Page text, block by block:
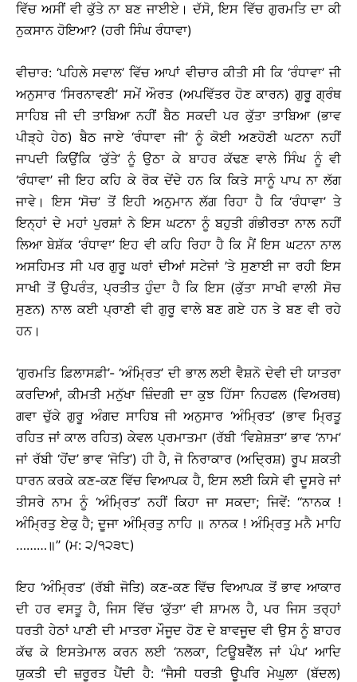
ਵਿੱਚ ਅਸੀਂ ਵੀ ਕੁੱਤੇ ਨਾ ਬਣ ਜਾਈਏ। ਦੱਸੋ, ਇਸ ਵਿੱਚ ਗੁਰਮਤਿ ਦਾ ਕੀ
ਨੁਕਸਾਨ ਹੋਇਆ? (ਹਰੀ ਸਿੰਘ ਰੰਧਾਵਾ)
ਵੀਚਾਰ: ‘ਪਹਿਲੇ ਸਵਾਲ’ ਵਿੱਚ ਆਪਾਂ ਵੀਚਾਰ ਕੀਤੀ ਸੀ ਕਿ ‘ਰੰਧਾਵਾ’ ਜੀ
ਅਨੁਸਾਰ ‘ਸਿਰਨਾਵਣੀ’ ਸਮੇਂ ਔਰਤ (ਅਪਵਿੱਤਰ ਹੋਣ ਕਾਰਨ) ਗੁਰੂ ਗ੍ਰੰਥ
ਸਾਹਿਬ ਜੀ ਦੀ ਤਾਬਿਆ ਨਹੀਂ ਬੈਠ ਸਕਦੀ ਪਰ ਕੁੱਤਾ ਤਾਬਿਆ (ਭਾਵ
ਪੀੜ੍ਹੇ ਹੇਠ) ਬੈਠ ਜਾਏ ‘ਰੰਧਾਵਾ ਜੀ’ ਨੂੰ ਕੋਈ ਅਣਹੋਣੀ ਘਟਨਾ ਨਹੀਂ
ਜਾਪਦੀ ਕਿਉਂਕਿ ‘ਕੁੱਤੇ’ ਨੂੰ ਉਠਾ ਕੇ ਬਾਹਰ ਕੱਢਣ ਵਾਲੇ ਸਿੰਘ ਨੂੰ ਵੀ
‘ਰੰਧਾਵਾ’ ਜੀ ਇਹ ਕਹਿ ਕੇ ਰੋਕ ਦੇਂਦੇ ਹਨ ਕਿ ਕਿਤੇ ਸਾਨੂੰ ਪਾਪ ਨਾ ਲੱਗ
ਜਾਵੇ। ਇਸ ‘ਸੋਚ’ ਤੋਂ ਇਹੀ ਅਨੁਮਾਨ ਲੱਗ ਰਿਹਾ ਹੈ ਕਿ ‘ਰੰਧਾਵਾ’ ਤੇ
ਇਨ੍ਹਾਂ ਦੇ ਮਹਾਂ ਪੁਰਸ਼ਾਂ ਨੇ ਇਸ ਘਟਨਾ ਨੂੰ ਬਹੁਤੀ ਗੰਭੀਰਤਾ ਨਾਲ ਨਹੀਂ
ਲਿਆ ਬੇਸ਼ੱਕ ‘ਰੰਧਾਵਾ’ ਇਹ ਵੀ ਕਹਿ ਰਿਹਾ ਹੈ ਕਿ ਮੈਂ ਇਸ ਘਟਨਾ ਨਾਲ
ਅਸਹਿਮਤ ਸੀ ਪਰ ਗੁਰੂ ਘਰਾਂ ਦੀਆਂ ਸਟੇਜਾਂ ’ਤੇ ਸੁਣਾਈ ਜਾ ਰਹੀ ਇਸ
ਸਾਖੀ ਤੋਂ ਉਪਰੰਤ, ਪ੍ਰਤੀਤ ਹੁੰਦਾ ਹੈ ਕਿ ਇਸ (ਕੁੱਤਾ ਸਾਖੀ ਵਾਲੀ ਸੋਚ
ਸੁਣਨ) ਨਾਲ ਕਈ ਪ੍ਰਾਣੀ ਵੀ ਗੁਰੂ ਵਾਲੇ ਬਣ ਗਏ ਹਨ ਤੇ ਬਣ ਵੀ ਰਹੇ
ਹਨ।
‘ਗੁਰਮਤਿ ਫ਼ਿਲਾਸਫ਼ੀ’- ‘ਅੰਮ੍ਰਿਤ’ ਦੀ ਭਾਲ ਲਈ ਵੈਸ਼ਨੋ ਦੇਵੀ ਦੀ ਯਾਤਰਾ
ਕਰਦਿਆਂ, ਕੀਮਤੀ ਮਨੁੱਖਾ ਜ਼ਿੰਦਗੀ ਦਾ ਕੁਝ ਹਿੱਸਾ ਨਿਹਫਲ (ਵਿਅਰਥ)
ਗਵਾ ਚੁੱਕੇ ਗੁਰੂ ਅੰਗਦ ਸਾਹਿਬ ਜੀ ਅਨੁਸਾਰ ‘ਅੰਮ੍ਰਿਤ’ (ਭਾਵ ਮ੍ਰਿਤੂ
ਰਹਿਤ ਜਾਂ ਕਾਲ ਰਹਿਤ) ਕੇਵਲ ਪ੍ਰਮਾਤਮਾ (ਰੱਬੀ ‘ਵਿਸ਼ੇਸ਼ਤਾ’ ਭਾਵ ‘ਨਾਮ’
ਜਾਂ ਰੱਬੀ ‘ਹੋਂਦ’ ਭਾਵ ‘ਜੋਤਿ’) ਹੀ ਹੈ, ਜੋ ਨਿਰਾਕਾਰ (ਅਦ੍ਰਿਸ਼) ਰੂਪ ਸ਼ਕਤੀ
ਧਾਰਨ ਕਰਕੇ ਕਣ-ਕਣ ਵਿੱਚ ਵਿਆਪਕ ਹੈ, ਇਸ ਲਈ ਕਿਸੇ ਵੀ ਦੂਸਰੇ ਜਾਂ
ਤੀਸਰੇ ਨਾਮ ਨੂੰ ‘ਅੰਮ੍ਰਿਤ’ ਨਹੀਂ ਕਿਹਾ ਜਾ ਸਕਦਾ; ਜਿਵੇਂ: ‘‘ਨਾਨਕ !
ਅੰਮ੍ਰਿਤੁ ਏਕੁ ਹੈ; ਦੂਜਾ ਅੰਮ੍ਰਿਤੁ ਨਾਹਿ ॥ ਨਾਨਕ ! ਅੰਮ੍ਰਿਤੁ ਮਨੈ ਮਾਹਿ
………॥’’ (ਮ: ੨/੧੨੩੮)
ਇਹ ‘ਅੰਮ੍ਰਿਤ’ (ਰੱਬੀ ਜੋਤਿ) ਕਣ-ਕਣ ਵਿੱਚ ਵਿਆਪਕ ਤੋਂ ਭਾਵ ਆਕਾਰ
ਦੀ ਹਰ ਵਸਤੂ ਹੈ, ਜਿਸ ਵਿੱਚ ‘ਕੁੱਤਾ’ ਵੀ ਸ਼ਾਮਲ ਹੈ, ਪਰ ਜਿਸ ਤਰ੍ਹਾਂ
ਧਰਤੀ ਹੇਠਾਂ ਪਾਣੀ ਦੀ ਮਾਤਰਾ ਮੌਜੂਦ ਹੋਣ ਦੇ ਬਾਵਜੂਦ ਵੀ ਉਸ ਨੂੰ ਬਾਹਰ
ਕੱਢ ਕੇ ਇਸਤੇਮਾਲ ਕਰਨ ਲਈ ‘ਨਲਕਾ, ਟਿਊਬਵੈੱਲ ਜਾਂ ਪੰਪ’ ਆਦਿ
ਯੁਕਤੀ ਦੀ ਜ਼ਰੂਰਤ ਪੈਂਦੀ ਹੈ: ‘‘ਜੈਸੀ ਧਰਤੀ ਊਪਰਿ ਮੇਘੁਲਾ (ਬੱਦਲ)